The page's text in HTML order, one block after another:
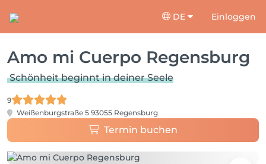
DE Einloggen
Amo mi Cuerpo Regensburg
Schönheit beginnt in deiner Seele
9
Weißenburgstraße 5 93055 Regensburg
Termin buchen